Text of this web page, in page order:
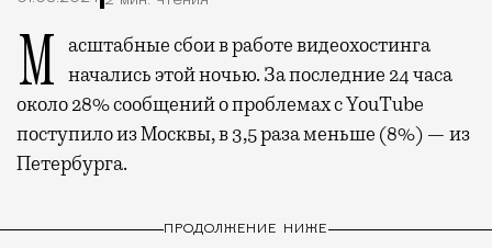
Масштабные сбои в работе видеохостинга начались этой ночью. За последние 24 часа
около 28% сообщений о проблемах с YouTube
поступило из Москвы, в 3,5 раза меньше (8%) — из
Петербурга.
ПРОДОЛЖЕНИЕ НИЖЕ